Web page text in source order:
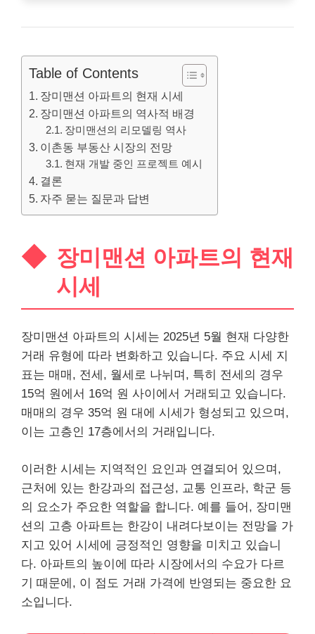
Table of Contents
장미맨션 아파트의 현재 시세
장미맨션 아파트의 역사적 배경
장미맨션의 리모델링 역사
이촌동 부동산 시장의 전망
현재 개발 중인 프로젝트 예시
결론
자주 묻는 질문과 답변
장미맨션 아파트의 현재
시세
장미맨션 아파트의 시세는 2025년 5월 현재 다양한
거래 유형에 따라 변화하고 있습니다. 주요 시세 지
표는 매매, 전세, 월세로 나뉘며, 특히 전세의 경우
15억 원에서 16억 원 사이에서 거래되고 있습니다.
매매의 경우 35억 원 대에 시세가 형성되고 있으며,
이는 고층인 17층에서의 거래입니다.
이러한 시세는 지역적인 요인과 연결되어 있으며,
근처에 있는 한강과의 접근성, 교통 인프라, 학군 등
의 요소가 주요한 역할을 합니다. 예를 들어, 장미맨
션의 고층 아파트는 한강이 내려다보이는 전망을 가
지고 있어 시세에 긍정적인 영향을 미치고 있습니
다. 아파트의 높이에 따라 시장에서의 수요가 다르
기 때문에, 이 점도 거래 가격에 반영되는 중요한 요
소입니다.